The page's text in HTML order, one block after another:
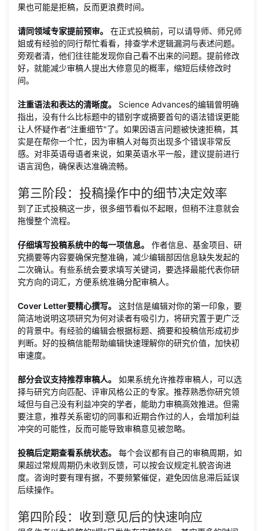
果也可能是拒稿，反而更浪费时间。
请同领域专家提前预审。
在正式投稿前，可以请导师、师兄师
姐或有经验的同行帮忙看看，排查学术逻辑漏洞与表述问题。
旁观者清，他们往往能发现你自己看不出来的问题。提前修改
好，就能减少审稿人提出大修意见的概率，缩短后续修改时
间。
注重语法和表达的清晰度。
Science Advances的编辑曾明确
指出，没有什么比标题中的错别字或摘要首句的语法错误更能
让人怀疑作者"注重细节"了。如果因语言问题被快速拒稿，其
实是在帮你一个忙，因为审稿人对每页出现多个错误非常反
感。对非英语母语者来说，如果英语水平一般，建议提前进行
语言润色，确保表达准确流畅。
第三阶段：投稿操作中的细节决定效率
到了正式投稿这一步，很多细节看似不起眼，但稍不注意就会
拖慢整个流程。
仔细填写投稿系统中的每一项信息。
作者信息、基金项目、研
究摘要等内容要确保完整准确，减少编辑部因信息缺失发起的
二次确认。有些系统会要求填写关键词，要选择最能代表你研
究方向的词汇，方便系统准确分配审稿人。
Cover Letter要精心撰写。
这封信是编辑对你的第一印象，要
简洁地说明这项研究为何对读者有吸引力，将研究置于更广泛
的背景中。有经验的编辑会根据标题、摘要和投稿信形成初步
判断。好的投稿信能帮助编辑快速理解你的研究价值，加快初
审速度。
部分会议支持推荐审稿人。
如果系统允许推荐审稿人，可以选
择与研究方向匹配、评审风格公正的专家。推荐熟悉你研究领
域但与自己没有利益冲突的学者，能助力审稿高效推进。但需
要注意，推荐关系密切的同事和近期合作过的人，会增加利益
冲突的可能性，反而可能导致审稿意见被忽略。
投稿后定期查看系统状态。
每个会议都有自己的审稿周期，如
果超过常规周期仍未收到反馈，可以按会议规定礼貌咨询进
度。咨询时要有理有据，不要频繁催促，避免因信息滞后延误
后续操作。
第四阶段：收到意见后的快速响应